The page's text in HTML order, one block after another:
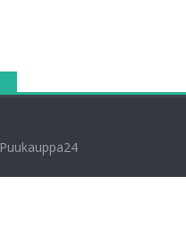
Puukauppa24